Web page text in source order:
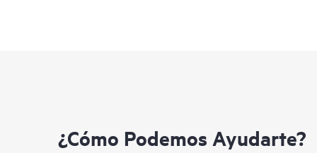
¿Cómo Podemos Ayudarte?